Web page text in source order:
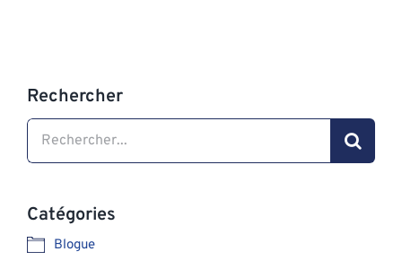
Rechercher
Search
for:
Catégories
Blogue